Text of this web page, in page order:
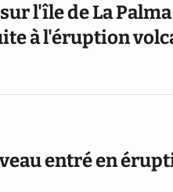
l'île de La
à l'éruption
entré en